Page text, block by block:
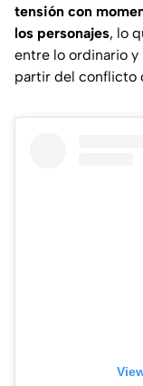
tensión con
los personajes, lo
entre lo ordinario y
partir del conflicto